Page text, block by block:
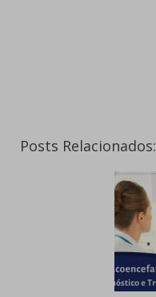
Posts Relacionados: